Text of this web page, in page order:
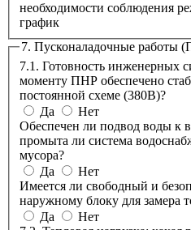
необходимости соблюдения
график
7. Пусконаладочные работы
7.1. Готовность инженерных
моменту ПНР обеспечено
постоянной схеме (380В)?
Да
Нет
Обеспечен ли подвод воды к
промыта ли система
мусора?
Да
Нет
Имеется ли свободный и
наружному блоку для замера
Да
Нет